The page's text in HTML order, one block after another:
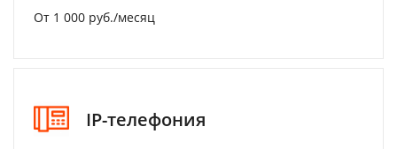
От 1 000 руб./месяц
IP-телефония